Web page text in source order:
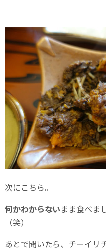
次にこちら。
何かわからないまま食べま
（笑）
あとで聞いたら、チーイリ